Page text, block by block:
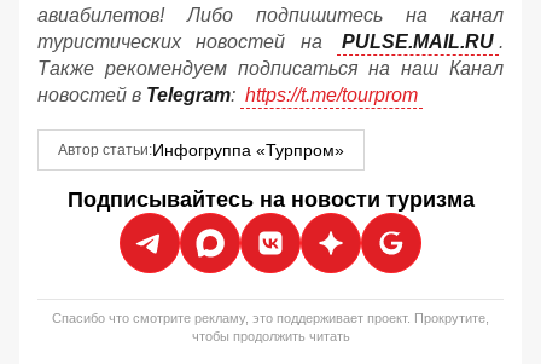
авиабилетов! Либо подпишитесь на канал
туристических новостей на
PULSE.MAIL.RU .
Также рекомендуем подписаться на наш Канал
новостей в Telegram: https://t.me/tourprom
Автор статьи:Инфогруппа «Турпром»
Подписывайтесь на новости туризма
Спасибо что смотрите рекламу, это поддерживает проект. Прокрутите,
чтобы продолжить читать